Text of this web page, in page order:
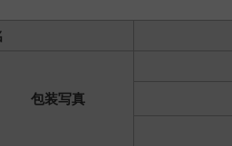
包装写真